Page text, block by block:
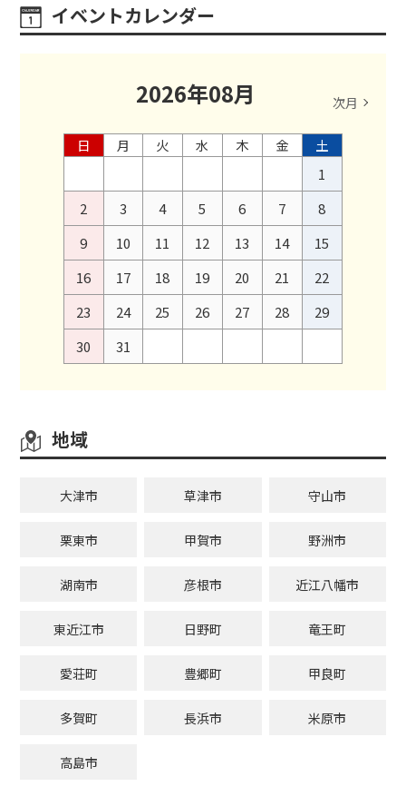
イベントカレンダー
2026年08月 次月
日 月 火 水 木 金
土
1
2
3 4 5 6 7
8
9
10 11 12 13 14
15
16
17 18 19 20 21
22
23
24 25 26 27 28
29
30
31
地域
大津市 草津市 守山市
栗東市 甲賀市 野洲市
湖南市 彦根市 近江八幡市
東近江市 日野町 竜王町
愛荘町 豊郷町 甲良町
多賀町 長浜市 米原市
高島市